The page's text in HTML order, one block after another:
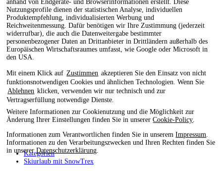
anhand von Endgeräte- und Browserinformationen erstellt. Diese
Nutzungsprofile dienen der statistischen Analyse, individuellen
Produktempfehlung, individualisierten Werbung und
Reichweitenmessung. Dafür benötigen wir Ihre Zustimmung (jederzeit
widerrufbar), die auch die Datenweitergabe bestimmter
personenbezogener Daten an Drittanbieter in Drittländern außerhalb des
Europäischen Wirtschaftsraumes umfasst, wie Google oder Microsoft in
den USA.
Mit einem Klick auf Zustimmen akzeptieren Sie den Einsatz von nicht
funktionsnotwendigen Cookies und ähnlichen Technologien. Wenn Sie
Ablehnen klicken, verwenden wir nur technisch und zur
Vertragserfüllung notwendige Dienste.
Weitere Informationen zur Cookienutzung und die Möglichkeit zur
Änderung Ihrer Einstellungen finden Sie in unsererCookie-Policy
Informationen zum Verantwortlichen finden Sie in unseremImpressum
Informationen zu den Verarbeitungszwecken und Ihren Rechten finden Sie
in unsererDatenschutzerklärung
Kategorien
Skiurlaub mit SnowTrex